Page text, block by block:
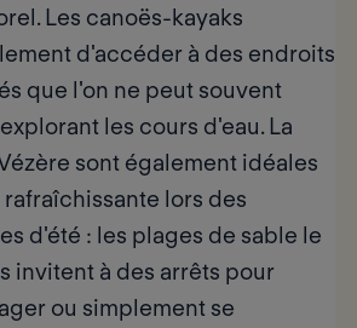
Les canoës-kayaks
d'accéder à des endroits
que l'on ne peut souvent
les cours d'eau. La
sont également idéales
rafraîchissante lors des
d'été : les plages de sable le
invitent à des arrêts pour
ou simplement se